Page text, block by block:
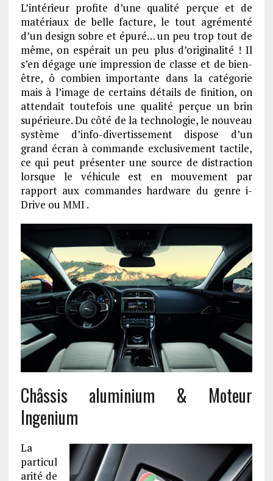
L’intérieur profite d’une qualité perçue et de
matériaux de belle facture, le tout agrémenté
d’un design sobre et épuré… un peu trop tout de
même, on espérait un peu plus d’originalité ! Il
s’en dégage une impression de classe et de bien-
être, ô combien importante dans la catégorie
mais à l’image de certains détails de finition, on
attendait toutefois une qualité perçue un brin
supérieure. Du côté de la technologie, le nouveau
système d’info-divertissement dispose d’un
grand écran à commande exclusivement tactile,
ce qui peut présenter une source de distraction
lorsque le véhicule est en mouvement par
rapport aux commandes hardware du genre i-
Drive ou MMI .
Châssis aluminium & Moteur
Ingenium
La
particul
arité de